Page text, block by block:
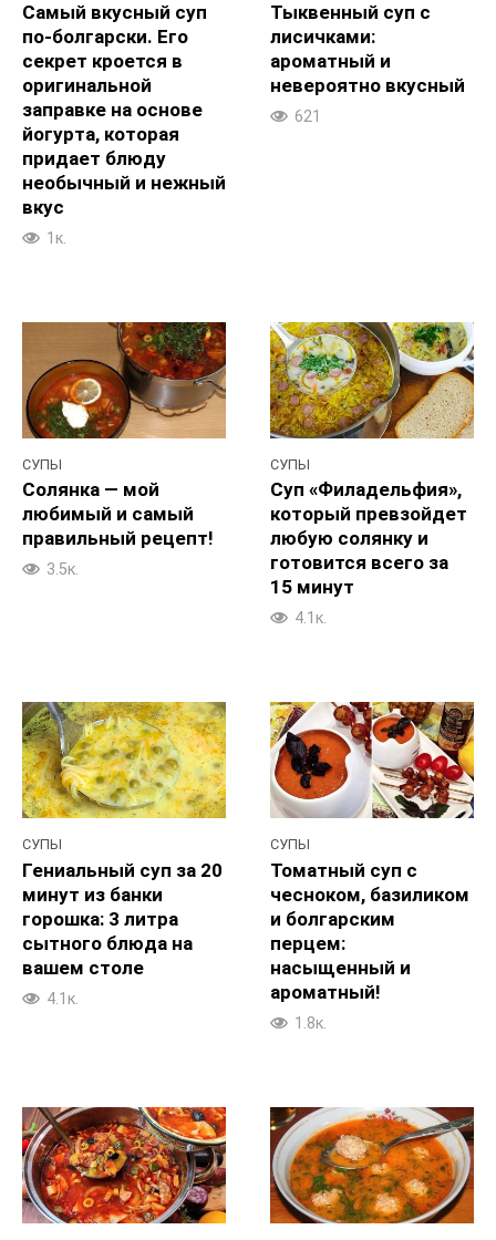
Самый вкусный суп
по-болгарски. Его
секрет кроется в
оригинальной
заправке на основе
йогурта, которая
придает блюду
необычный и нежный
вкус
1к.
Тыквенный суп с
лисичками:
ароматный и
невероятно вкусный
621
СУПЫ
Солянка — мой
любимый и самый
правильный рецепт!
3.5к.
СУПЫ
Суп «Филадельфия»,
который превзойдет
любую солянку и
готовится всего за
15 минут
4.1к.
СУПЫ
Гениальный суп за 20
минут из банки
горошка: 3 литра
сытного блюда на
вашем столе
4.1к.
СУПЫ
Томатный суп с
чесноком, базиликом
и болгарским
перцем:
насыщенный и
ароматный!
1.8к.